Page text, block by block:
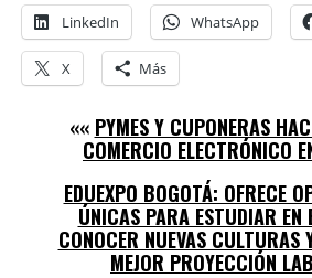
LinkedIn WhatsApp
X Más
«« PYMES Y CUPONERAS
COMERCIO ELECTRÓNICO
EDUEXPO BOGOTÁ: OFRECE
ÚNICAS PARA ESTUDIAR EN
CONOCER NUEVAS CULTURAS
MEJOR PROYECCIÓN